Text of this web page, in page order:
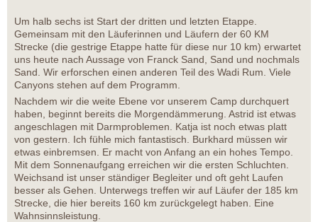
Um halb sechs ist Start der dritten und letzten Etappe.
Gemeinsam mit den Läuferinnen und Läufern der 60 KM
Strecke (die gestrige Etappe hatte für diese nur 10 km) erwartet
uns heute nach Aussage von Franck Sand, Sand und nochmals
Sand. Wir erforschen einen anderen Teil des Wadi Rum. Viele
Canyons stehen auf dem Programm.
Nachdem wir die weite Ebene vor unserem Camp durchquert
haben, beginnt bereits die Morgendämmerung. Astrid ist etwas
angeschlagen mit Darmproblemen. Katja ist noch etwas platt
von gestern. Ich fühle mich fantastisch. Burkhard müssen wir
etwas einbremsen. Er macht von Anfang an ein hohes Tempo.
Mit dem Sonnenaufgang erreichen wir die ersten Schluchten.
Weichsand ist unser ständiger Begleiter und oft geht Laufen
besser als Gehen. Unterwegs treffen wir auf Läufer der 185 km
Strecke, die hier bereits 160 km zurückgelegt haben. Eine
Wahnsinnsleistung.